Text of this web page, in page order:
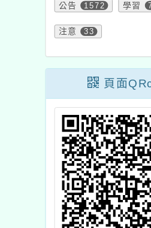
公告 1572 學習
注意 33
頁面